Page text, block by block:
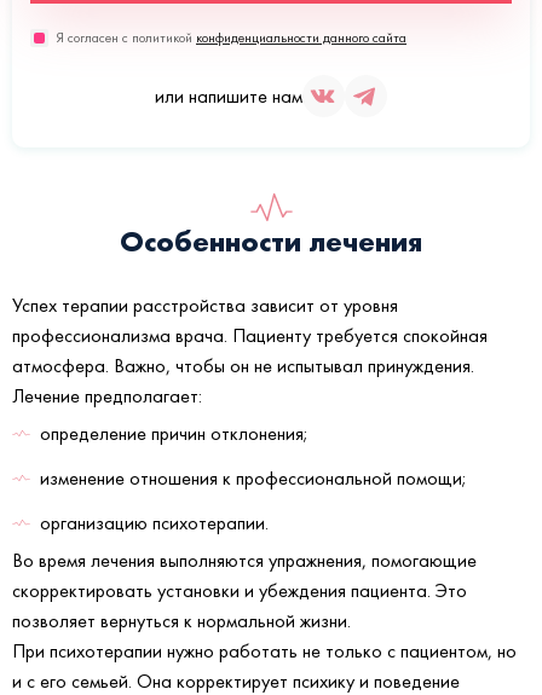
Я согласен с политикой конфиденциальности данного сайта
или напишите нам
Особенности лечения
Успех терапии расстройства зависит от уровня
профессионализма врача. Пациенту требуется спокойная
атмосфера. Важно, чтобы он не испытывал принуждения.
Лечение предполагает:
определение причин отклонения;
изменение отношения к профессиональной помощи;
организацию психотерапии.
Во время лечения выполняются упражнения, помогающие
скорректировать установки и убеждения пациента. Это
позволяет вернуться к нормальной жизни.
При психотерапии нужно работать не только с пациентом, но
и с его семьей. Она корректирует психику и поведение